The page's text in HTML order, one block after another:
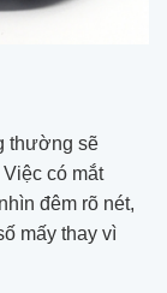
thường sẽ
có mắt
đêm rõ nét,
mấy thay vì